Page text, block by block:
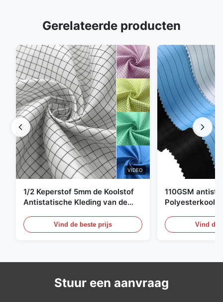
Gerelateerde producten
VIDEO
1/2 Keperstof 5mm de Koolstof
Antistatische Kleding van de
Vind de beste prijs
110GSM
Vind de
Stuur een aanvraag